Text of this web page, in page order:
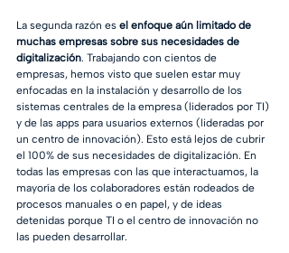
La segunda razón es el enfoque aún limitado de
muchas empresas sobre sus necesidades de
digitalización. Trabajando con cientos de
empresas, hemos visto que suelen estar muy
enfocadas en la instalación y desarrollo de los
sistemas centrales de la empresa (liderados por TI)
y de las apps para usuarios externos (lideradas por
un centro de innovación). Esto está lejos de cubrir
el 100% de sus necesidades de digitalización. En
todas las empresas con las que interactuamos, la
mayoría de los colaboradores están rodeados de
procesos manuales o en papel, y de ideas
detenidas porque TI o el centro de innovación no
las pueden desarrollar.